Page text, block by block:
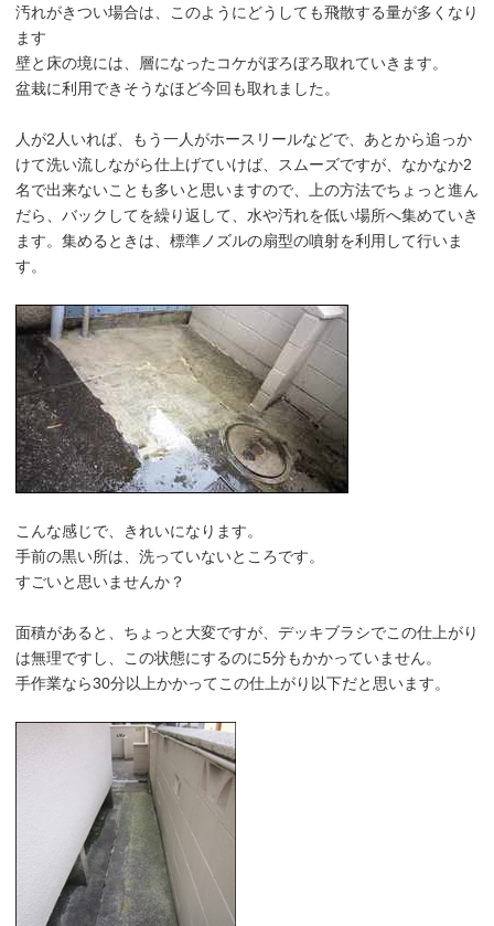
汚れがきつい場合は、このようにどうしても飛散する量が多くなり
ます
壁と床の境には、層になったコケがぼろぼろ取れていきます。
盆栽に利用できそうなほど今回も取れました。
人が2人いれば、もう一人がホースリールなどで、あとから追っか
けて洗い流しながら仕上げていけば、スムーズですが、なかなか2
名で出来ないことも多いと思いますので、上の方法でちょっと進ん
だら、バックしてを繰り返して、水や汚れを低い場所へ集めていき
ます。集めるときは、標準ノズルの扇型の噴射を利用して行いま
す。
こんな感じで、きれいになります。
手前の黒い所は、洗っていないところです。
すごいと思いませんか？
面積があると、ちょっと大変ですが、デッキブラシでこの仕上がり
は無理ですし、この状態にするのに5分もかかっていません。
手作業なら30分以上かかってこの仕上がり以下だと思います。